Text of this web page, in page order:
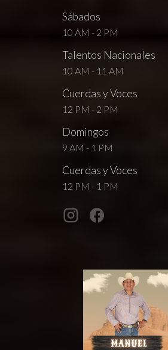
Sábados
10 AM - 2 PM
Talentos Nacionales
10 AM - 11 AM
Cuerdas y Voces
12 PM - 2 PM
Domingos
9 AM - 1 PM
Cuerdas y Voces
12 PM - 1 PM